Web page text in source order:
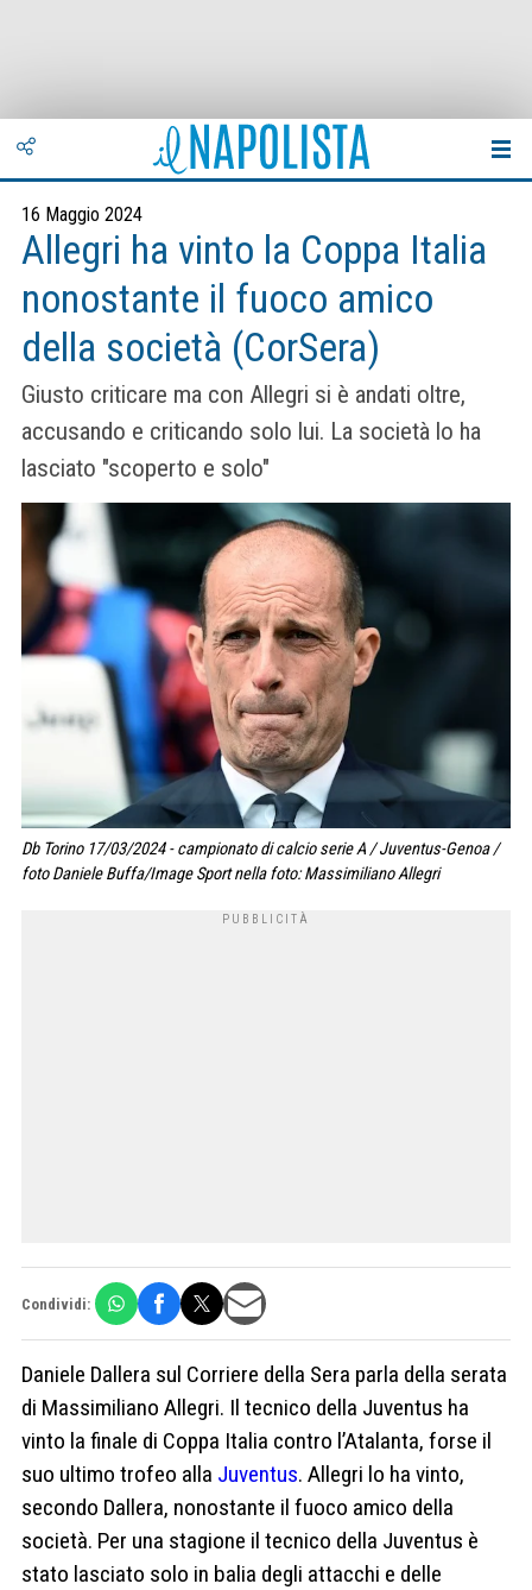
16 Maggio 2024
Allegri ha vinto la Coppa Italia
nonostante il fuoco amico
della società (CorSera)
Giusto criticare ma con Allegri si è andati oltre,
accusando e criticando solo lui. La società lo ha
lasciato "scoperto e solo"
Db Torino 17/03/2024 - campionato di calcio serie A / Juventus-Genoa /
foto Daniele Buffa/Image Sport nella foto: Massimiliano Allegri
Condividi:
Daniele Dallera sul Corriere della Sera parla della serata
di Massimiliano Allegri. Il tecnico della Juventus ha
vinto la finale di Coppa Italia contro l’Atalanta, forse il
suo ultimo trofeo alla Juventus. Allegri lo ha vinto,
secondo Dallera, nonostante il fuoco amico della
società. Per una stagione il tecnico della Juventus è
stato lasciato solo in balia degli attacchi e delle